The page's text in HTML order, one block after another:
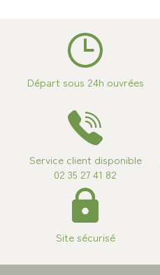
Départ sous 24h ouvrées
Service client disponible
02 35 27 41 82
Site sécurisé